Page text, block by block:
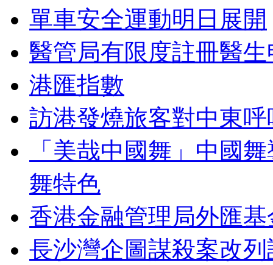
單車安全運動明日展開
醫管局有限度註冊醫
港匯指數
訪港發燒旅客對中東
「美哉中國舞」中國
舞特色
香港金融管理局外匯
長沙灣企圖謀殺案改